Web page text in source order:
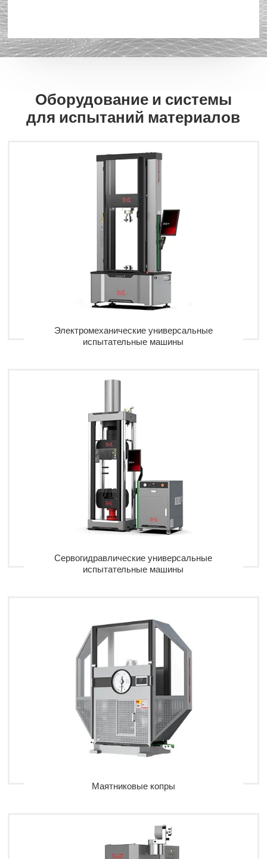
Оборудование и системы
для испытаний материалов
Электромеханические универсальные
испытательные машины
Сервогидравлические универсальные
испытательные машины
Маятниковые копры